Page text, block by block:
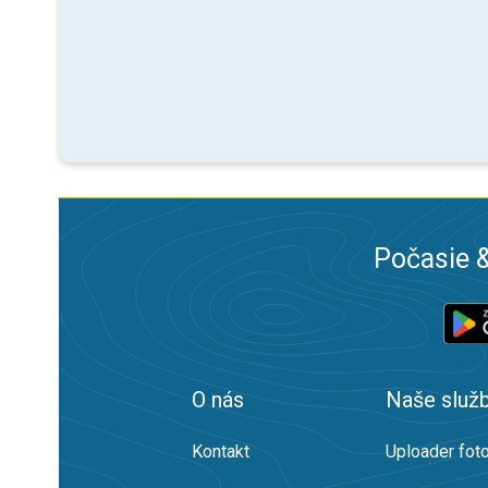
Počasie
O nás
Kontakt
Naše
Uploader